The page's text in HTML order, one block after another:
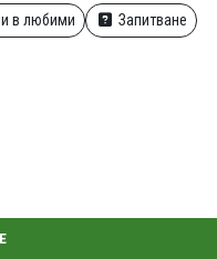
в любими Запитване